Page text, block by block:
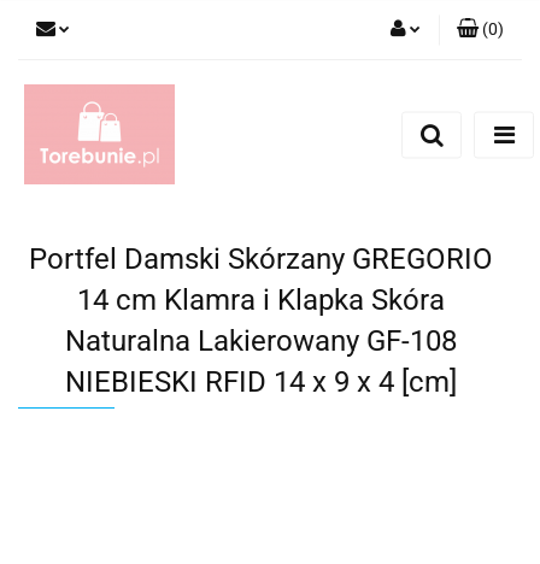
(0)
Portfel Damski Skórzany GREGORIO
14 cm Klamra i Klapka Skóra
Naturalna Lakierowany GF-108
NIEBIESKI RFID 14 x 9 x 4 [cm]